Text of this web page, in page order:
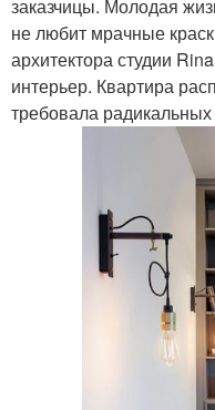
заказчицы. Молодая
не любит мрачные
архитектора студии
интерьер. Квартира
требовала